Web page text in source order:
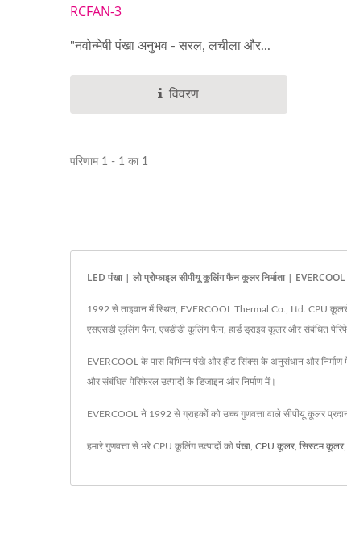
RCFAN-3
"नवोन्मेषी पंखा अनुभव - सरल, लचीला और...
विवरण
परिणाम 1 - 1 का 1
LED पंखा | लो प्रोफाइल सीपीयू कूलिंग फैन कूलर निर्माता | EVERCOOL
1992 से ताइवान में स्थित, EVERCOOL Thermal Co., Ltd. CPU कूलरों
एसएसडी कूलिंग फैन, एचडीडी कूलिंग फैन, हार्ड ड्राइव कूलर और संबंधित
EVERCOOL के पास विभिन्न पंखे और हीट सिंक्स के अनुसंधान और निर्माण
और संबंधित पेरिफेरल उत्पादों के डिजाइन और निर्माण में।
EVERCOOL ने 1992 से ग्राहकों को उच्च गुणवत्ता वाले सीपीयू कूलर
हमारे गुणवत्ता से भरे CPU कूलिंग उत्पादों को पंखा CPU कूलर, सिस्टम कूलर,